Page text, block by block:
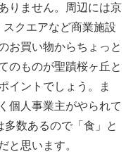
りません。周辺には京
クエアなど商業施設
お買い物からちょっと
のものが聖蹟桜ヶ丘と
イントでしょう。ま
個人事業主がやられて
数あるので「食」と
と思います。